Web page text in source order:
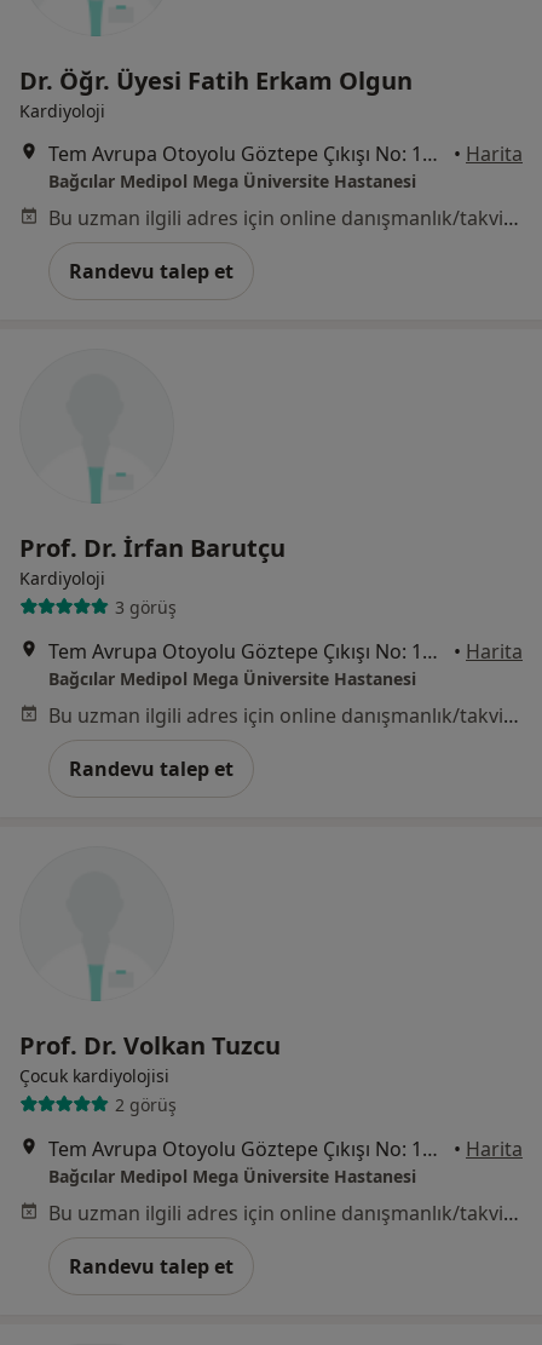
Dr. Öğr. Üyesi Fatih Erkam Olgun
Kardiyoloji
Tem Avrupa Otoyolu Göztepe Çıkışı No: 1Bağcılar, İstanbul • Harita
Bağcılar Medipol Mega Üniversite Hastanesi
Bu uzman ilgili adres için online danışmanlık/takvim sunmuyor.
Randevu talep et
Prof. Dr. İrfan Barutçu
Kardiyoloji
3 görüş
Tem Avrupa Otoyolu Göztepe Çıkışı No: 1Bağcılar, İstanbul • Harita
Bağcılar Medipol Mega Üniversite Hastanesi
Bu uzman ilgili adres için online danışmanlık/takvim sunmuyor.
Randevu talep et
Prof. Dr. Volkan Tuzcu
Çocuk kardiyolojisi
2 görüş
Tem Avrupa Otoyolu Göztepe Çıkışı No: 1Bağcılar, İstanbul • Harita
Bağcılar Medipol Mega Üniversite Hastanesi
Bu uzman ilgili adres için online danışmanlık/takvim sunmuyor.
Randevu talep et